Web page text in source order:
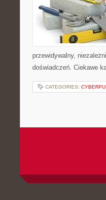
przewidywalny,
doświadczeń. Ciekawe
CATEGORIES: